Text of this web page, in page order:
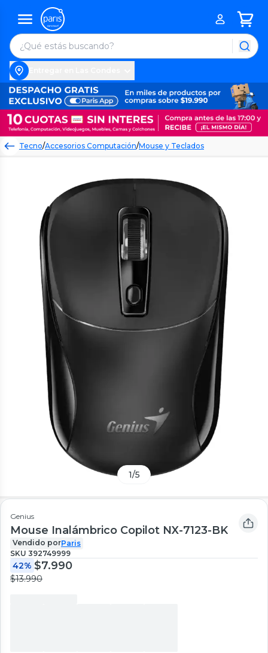
Tecno/Accesorios Computación/Mouse y Teclados
1/5
Genius
Mouse Inalámbrico Copilot NX-7123-BK
Vendido porParis
SKU 392749999
42% $7.990
$13.990